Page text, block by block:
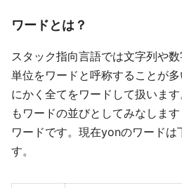
ワードとは？
スタック指向言語では文字列や
単位をワードと呼称することが
にかく全てをワードして扱いま
もワードの並びとしてみなしま
ワードです。現在yonのワードは
す。